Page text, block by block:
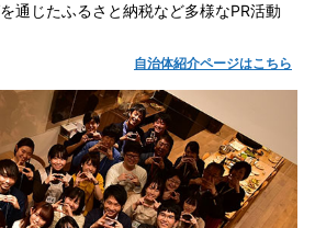
通じたふるさと納税など多様なPR活動
自治体紹介ページはこちら